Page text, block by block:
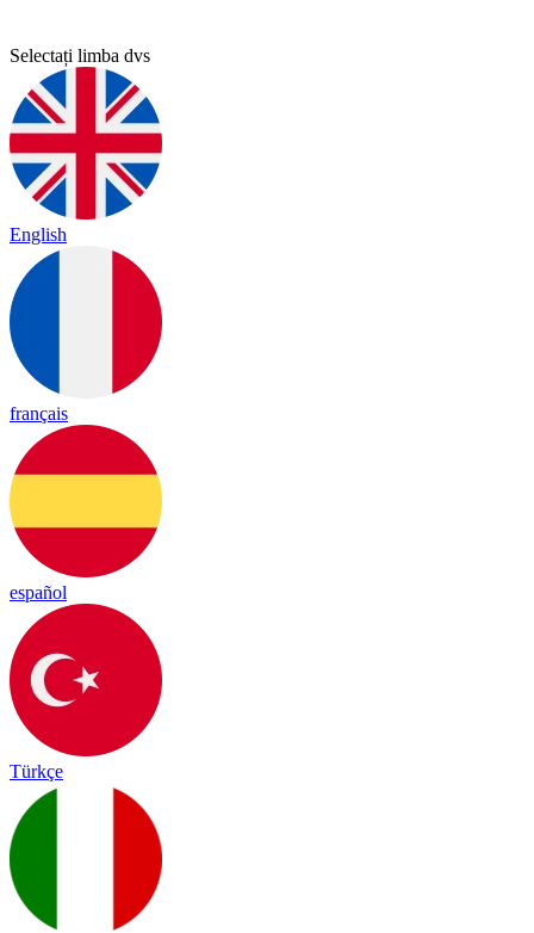
Selectați limba dvs
English
français
español
Türkçe